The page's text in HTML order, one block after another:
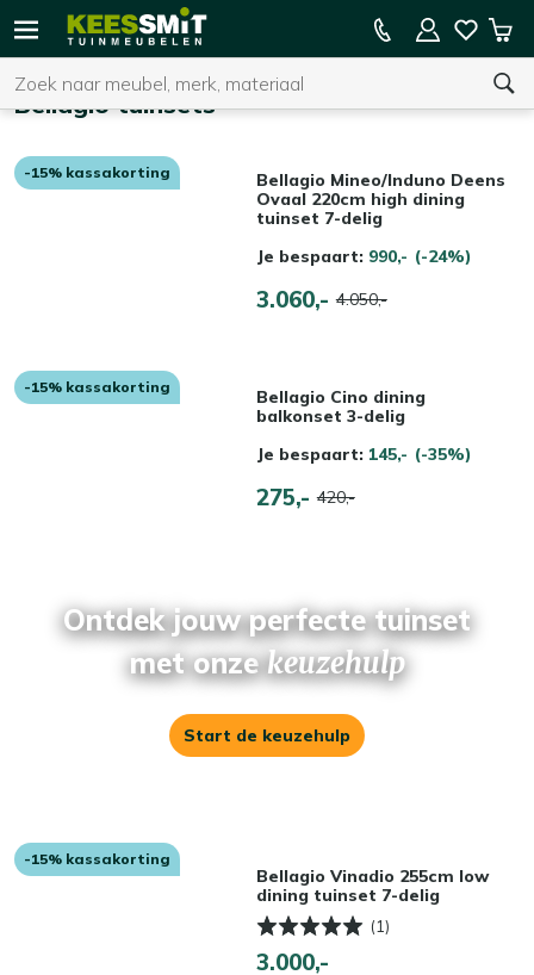
Kees
Tuinmeubelen
Zoeken
U heeft geen product(en) in uw winkelwagen.
15% kassakorting op de hele collectie
Bellagio tuinsets
-15% kassakorting
Bellagio Mineo/Induno Deens
Ovaal 220cm high dining
tuinset 7-delig
Je bespaart: 990,- (-24%)
3.060,- 4.050,-
-15% kassakorting
Bellagio Cino dining
balkonset 3-delig
Je bespaart: 145,- (-35%)
275,- 420,-
Ontdek jouw perfecte tuinset
met onzekeuzehulp
Start de keuzehulp
-15% kassakorting
Bellagio Vinadio 255cm low
dining tuinset 7-delig
(1)
3.000,-